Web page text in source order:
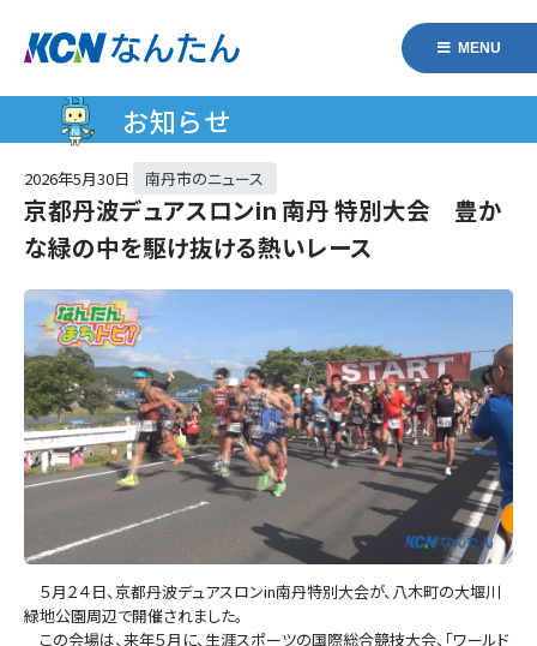
MENU
お知らせ
2026年5月30日 南丹市のニュース
京都丹波デュアスロンin 南丹 特別大会 豊か
な緑の中を駆け抜ける熱いレース
５月２４日、京都丹波デュアスロンin南丹特別大会が、八木町の大堰川
緑地公園周辺で開催されました。
この会場は、来年５月に、生涯スポーツの国際総合競技大会、「ワールド